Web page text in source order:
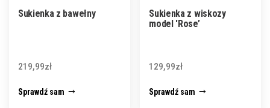
Sukienka z bawełny
219,99zł
Sprawdź sam
Sukienka z wiskozy
model 'Rose’
129,99zł
Sprawdź sam